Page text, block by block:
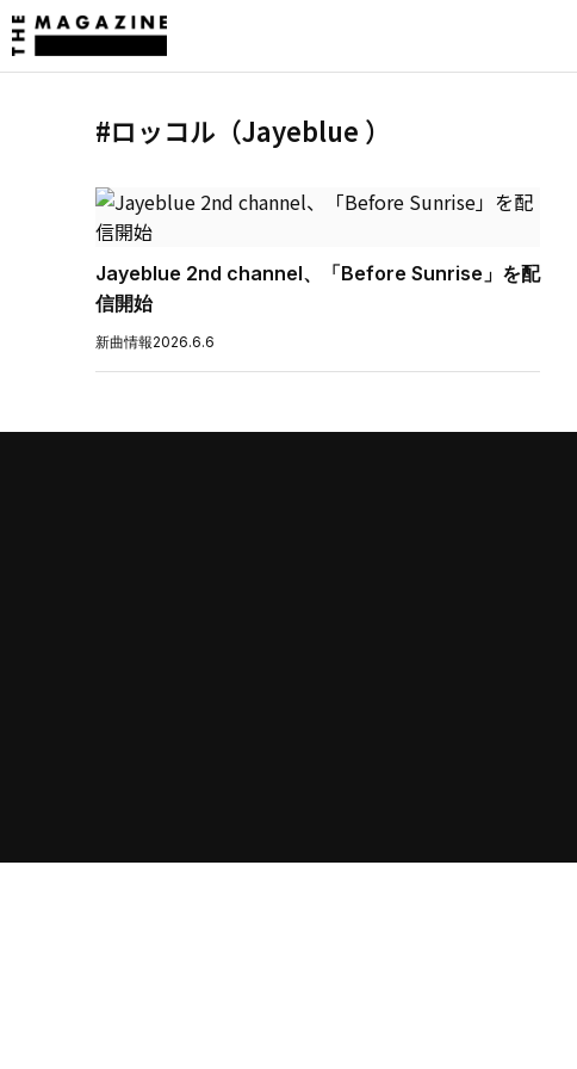
#ロッコル（Jayeblue ）
Jayeblue 2nd channel、「Before Sunrise」を配
信開始
新曲情報2026.6.6